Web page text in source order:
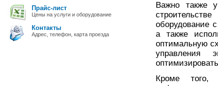
Прайс-лист
Цены на услуги и оборудование
Контакты
Адрес, телефон, карта проезда
Важно также
оборудование
а также
оптимальную
управления
Кроме